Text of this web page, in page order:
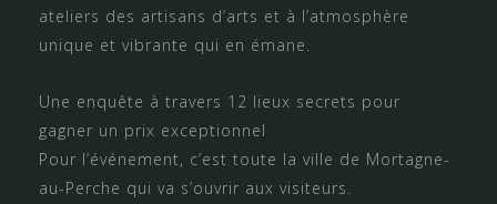
ateliers des artisans d’arts et à l’atmosphère
unique et vibrante qui en émane.
Une enquête à travers 12 lieux secrets pour
gagner un prix exceptionnel
Pour l’événement, c’est toute la ville de Mortagne-
au-Perche qui va s’ouvrir aux visiteurs.